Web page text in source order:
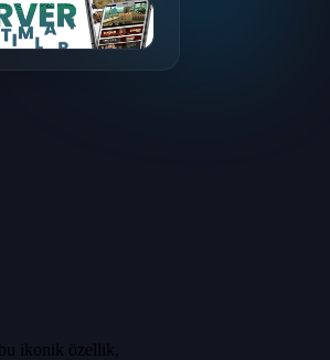
bu ikonik özellik,